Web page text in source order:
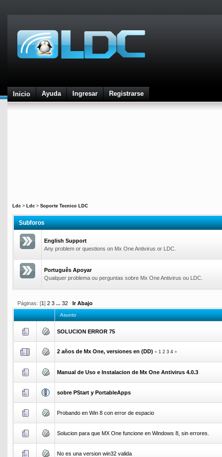
Inicio Ayuda Ingresar Registrarse
Ldc > Ldc > Soporte Tecnico LDC
Subforos
English Support
Any problem or questions on Mx One Antivirus or LDC.
Português Apoyar
Qualquer problema ou perguntas sobre Mx One Antivirus ou LDC.
Páginas: [1] 2 3 ... 32 Ir Abajo
Asunto
SOLUCION ERROR 75
2 años de Mx One, versiones en (DD) « 1 2 3 4 »
Manual de Uso e Instalacion de Mx One Antivirus 4.0.3
sobre PStart y PortableApps
Probando en Win 8 con error de espacio
Solucion para que MX One funcione en Windows 8, sin errores.
No es una version win32 valida